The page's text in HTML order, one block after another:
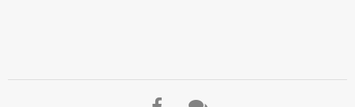
Texto o Imagen de portada son erróneos.